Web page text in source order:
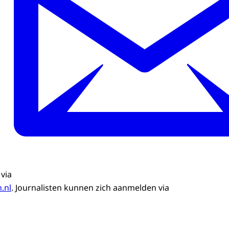
. Journalisten kunnen zich aanmelden via